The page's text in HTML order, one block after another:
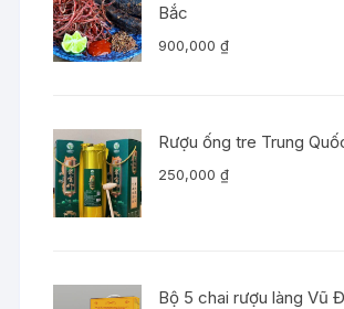
Bắc
900,000₫
Rượu ống tre Trung
250,000₫
Bộ 5 chai rượu làng Vũ